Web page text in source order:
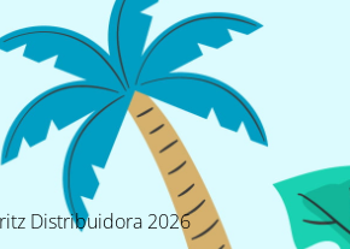
Distribuidora 2026